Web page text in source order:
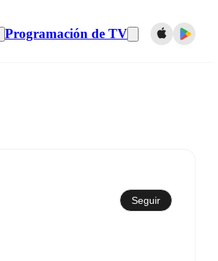
Programación de TV
Seguir